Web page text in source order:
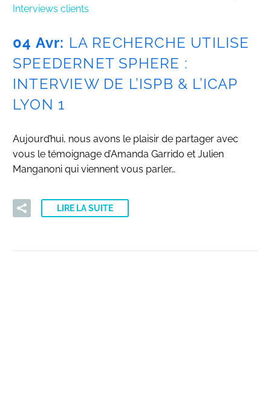
Interviews clients
04 Avr: LA RECHERCHE UTILISE
SPEEDERNET SPHERE :
INTERVIEW DE L’ISPB & L’ICAP
LYON 1
Aujourd’hui, nous avons le plaisir de partager avec
vous le témoignage d’Amanda Garrido et Julien
Manganoni qui viennent vous parler…
LIRE LA SUITE